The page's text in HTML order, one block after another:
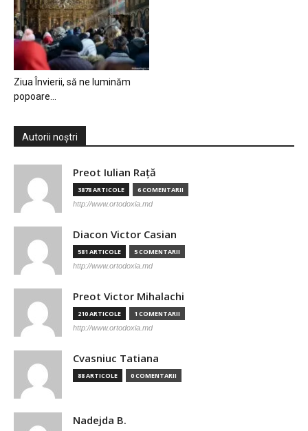
Ziua Învierii, să ne luminăm
popoare…
Autorii noștri
Preot Iulian Raţă
3878 ARTICOLE 6 COMENTARII
http://www.ortodoxia.md
Diacon Victor Casian
581 ARTICOLE 5 COMENTARII
http://www.ortodoxia.md
Preot Victor Mihalachi
210 ARTICOLE 1 COMENTARII
http://www.ortodoxia.md
Cvasniuc Tatiana
88 ARTICOLE 0 COMENTARII
Nadejda B.